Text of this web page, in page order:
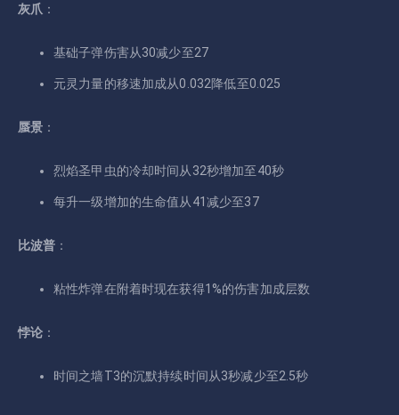
灰爪 ：
基础子弹伤害从30减少至27
元灵力量的移速加成从0.032降低至0.025
蜃景 ：
烈焰圣甲虫的冷却时间从32秒增加至40秒
每升一级增加的生命值从41减少至37
比波普 ：
粘性炸弹在附着时现在获得1%的伤害加成层数
悖论 ：
时间之墙T3的沉默持续时间从3秒减少至2.5秒